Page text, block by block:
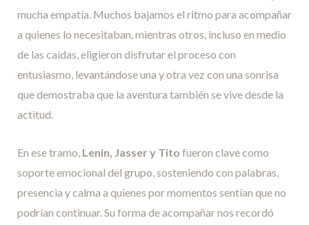
mucha empatía. Muchos bajamos el ritmo para acompañar
a quienes lo necesitaban, mientras otros, incluso en medio
de las caídas, eligieron disfrutar el proceso con
entusiasmo, levantándose una y otra vez con una sonrisa
que demostraba que la aventura también se vive desde la
actitud.
En ese tramo, Lenin, Jasser y Tito fueron clave como
soporte emocional del grupo, sosteniendo con palabras,
presencia y calma a quienes por momentos sentían que no
podrían continuar. Su forma de acompañar nos recordó